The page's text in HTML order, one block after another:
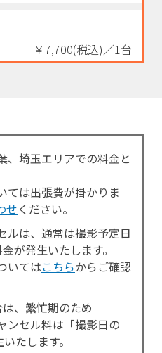
￥7,700(税込)／1台
埼玉エリアでの料金と
ては出張費が掛かりま
せください。
は、通常は撮影予定日
が発生いたします。
いてはこちらからご確認
、繁忙期のため
ンセル料は「撮影日の
たします。